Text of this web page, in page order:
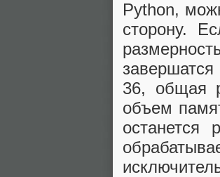
Python,
сторону.
36, общая
объем